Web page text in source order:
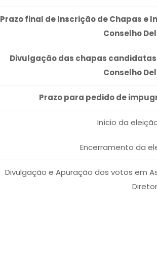
Prazo final de Inscrição de Chapas e
Conselho
Divulgação das chapas
Conselho
Prazo para pedido de
Início da
Encerramento da
Divulgação e Apuração dos votos em